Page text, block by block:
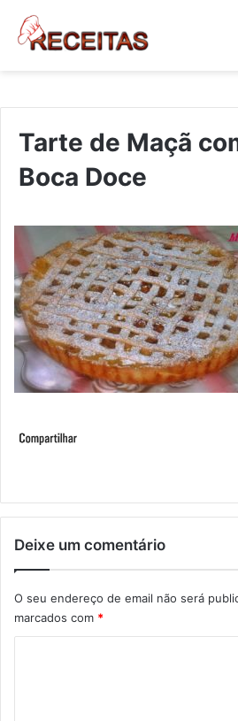
Tarte de Maçã
Boca Doce
Deixe um comentário
O seu endereço de email não será
marcados com *